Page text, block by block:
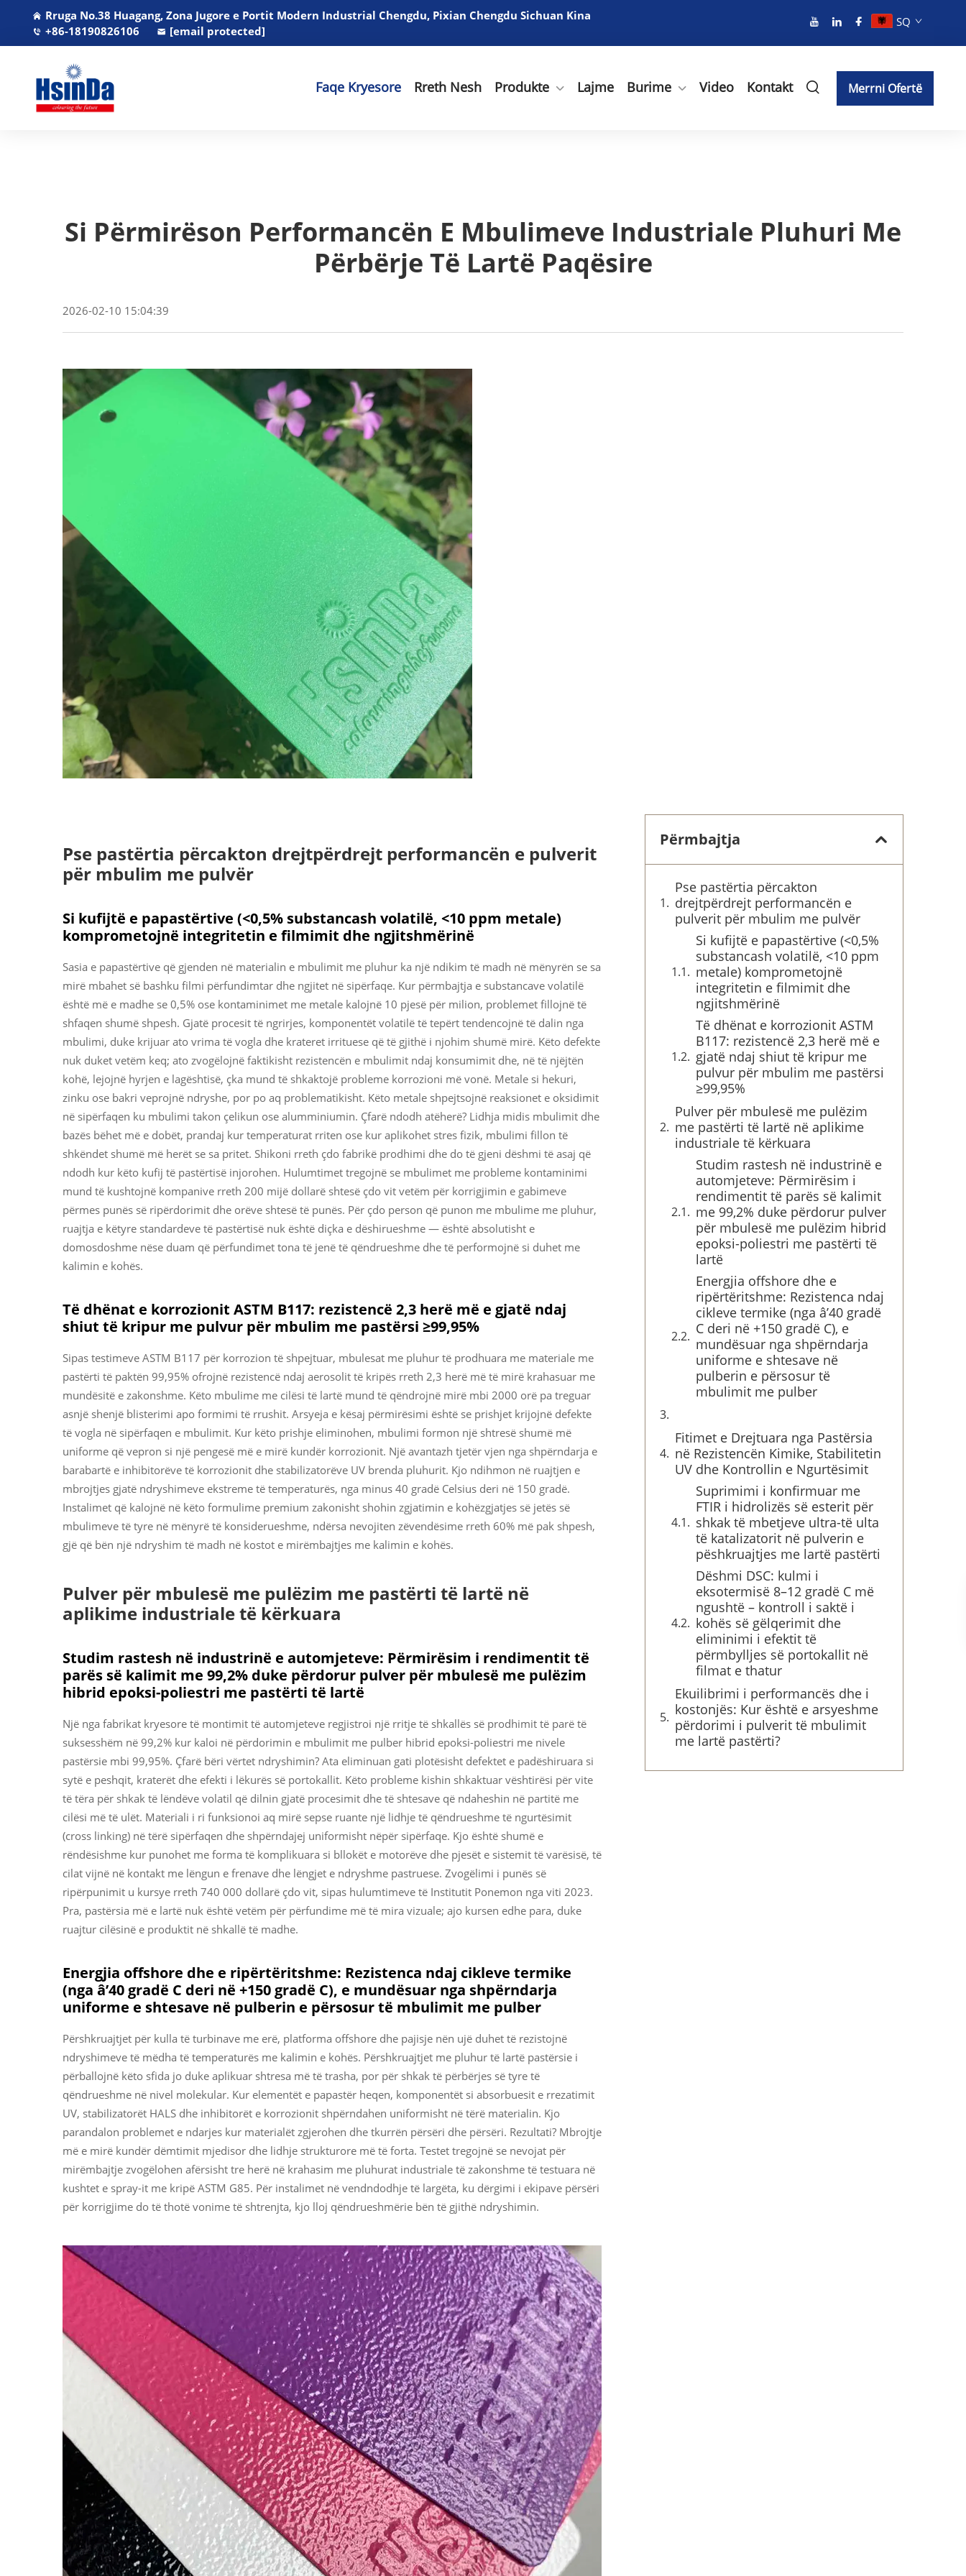
Rruga No.38 Huagang, Zona Jugore e Portit Modern Industrial Chengdu, Pixian Chengdu Sichuan Kina
+86-18190826106
[email protected]
SQ
Faqe Kryesore Rreth Nesh Produkte Lajme Burime Video Kontakt Merrni Ofertë
Si Përmirëson Performancën E Mbulimeve Industriale Pluhuri Me
Përbërje Të Lartë Paqësire
2026-02-10 15:04:39
Pse pastërtia përcakton drejtpërdrejt performancën e pulverit
për mbulim me pulvër
Si kufijtë e papastërtive (<0,5% substancash volatilë, <10 ppm metale)
komprometojnë integritetin e filmimit dhe ngjitshmërinë
Sasia e papastërtive që gjenden në materialin e mbulimit me pluhur ka një ndikim të madh në mënyrën se sa
mirë mbahet së bashku filmi përfundimtar dhe ngjitet në sipërfaqe. Kur përmbajtja e substancave volatilë
është më e madhe se 0,5% ose kontaminimet me metale kalojnë 10 pjesë për milion, problemet fillojnë të
shfaqen shumë shpesh. Gjatë procesit të ngrirjes, komponentët volatilë të tepërt tendencojnë të dalin nga
mbulimi, duke krijuar ato vrima të vogla dhe krateret irrituese që të gjithë i njohim shumë mirë. Këto defekte
nuk duket vetëm keq; ato zvogëlojnë faktikisht rezistencën e mbulimit ndaj konsumimit dhe, në të njëjtën
kohë, lejojnë hyrjen e lagështisë, çka mund të shkaktojë probleme korrozioni më vonë. Metale si hekuri,
zinku ose bakri veprojnë ndryshe, por po aq problematikisht. Këto metale shpejtsojnë reaksionet e oksidimit
në sipërfaqen ku mbulimi takon çelikun ose alumminiumin. Çfarë ndodh atëherë? Lidhja midis mbulimit dhe
bazës bëhet më e dobët, prandaj kur temperaturat rriten ose kur aplikohet stres fizik, mbulimi fillon të
shkëndet shumë më herët se sa pritet. Shikoni rreth çdo fabrikë prodhimi dhe do të gjeni dëshmi të asaj që
ndodh kur këto kufij të pastërtisë injorohen. Hulumtimet tregojnë se mbulimet me probleme kontaminimi
mund të kushtojnë kompanive rreth 200 mijë dollarë shtesë çdo vit vetëm për korrigjimin e gabimeve
përmes punës së ripërdorimit dhe orëve shtesë të punës. Për çdo person që punon me mbulime me pluhur,
ruajtja e këtyre standardeve të pastërtisë nuk është diçka e dëshirueshme — është absolutisht e
domosdoshme nëse duam që përfundimet tona të jenë të qëndrueshme dhe të performojnë si duhet me
kalimin e kohës.
Të dhënat e korrozionit ASTM B117: rezistencë 2,3 herë më e gjatë ndaj
shiut të kripur me pulvur për mbulim me pastërsi ≥99,95%
Sipas testimeve ASTM B117 për korrozion të shpejtuar, mbulesat me pluhur të prodhuara me materiale me
pastërti të paktën 99,95% ofrojnë rezistencë ndaj aerosolit të kripës rreth 2,3 herë më të mirë krahasuar me
mundësitë e zakonshme. Këto mbulime me cilësi të lartë mund të qëndrojnë mirë mbi 2000 orë pa treguar
asnjë shenjë blisterimi apo formimi të rrushit. Arsyeja e kësaj përmirësimi është se prishjet krijojnë defekte
të vogla në sipërfaqen e mbulimit. Kur këto prishje eliminohen, mbulimi formon një shtresë shumë më
uniforme që vepron si një pengesë më e mirë kundër korrozionit. Një avantazh tjetër vjen nga shpërndarja e
barabartë e inhibitorëve të korrozionit dhe stabilizatorëve UV brenda pluhurit. Kjo ndihmon në ruajtjen e
mbrojtjes gjatë ndryshimeve ekstreme të temperaturës, nga minus 40 gradë Celsius deri në 150 gradë.
Instalimet që kalojnë në këto formulime premium zakonisht shohin zgjatimin e kohëzgjatjes së jetës së
mbulimeve të tyre në mënyrë të konsiderueshme, ndërsa nevojiten zëvendësime rreth 60% më pak shpesh,
gjë që bën një ndryshim të madh në kostot e mirëmbajtjes me kalimin e kohës.
Pulver për mbulesë me pulëzim me pastërti të lartë në
aplikime industriale të kërkuara
Studim rastesh në industrinë e automjeteve: Përmirësim i rendimentit të
parës së kalimit me 99,2% duke përdorur pulver për mbulesë me pulëzim
hibrid epoksi-poliestri me pastërti të lartë
Një nga fabrikat kryesore të montimit të automjeteve regjistroi një rritje të shkallës së prodhimit të parë të
suksesshëm në 99,2% kur kaloi në përdorimin e mbulimit me pulber hibrid epoksi-poliestri me nivele
pastërsie mbi 99,95%. Çfarë bëri vërtet ndryshimin? Ata eliminuan gati plotësisht defektet e padëshiruara si
sytë e peshqit, kraterët dhe efekti i lëkurës së portokallit. Këto probleme kishin shkaktuar vështirësi për vite
të tëra për shkak të lëndëve volatil që dilnin gjatë procesimit dhe të shtesave që ndaheshin në partitë me
cilësi më të ulët. Materiali i ri funksionoi aq mirë sepse ruante një lidhje të qëndrueshme të ngurtësimit
(cross linking) në tërë sipërfaqen dhe shpërndajej uniformisht nëpër sipërfaqe. Kjo është shumë e
rëndësishme kur punohet me forma të komplikuara si bllokët e motorëve dhe pjesët e sistemit të varësisë, të
cilat vijnë në kontakt me lëngun e frenave dhe lëngjet e ndryshme pastruese. Zvogëlimi i punës së
ripërpunimit u kursye rreth 740 000 dollarë çdo vit, sipas hulumtimeve të Institutit Ponemon nga viti 2023.
Pra, pastërsia më e lartë nuk është vetëm për përfundime më të mira vizuale; ajo kursen edhe para, duke
ruajtur cilësinë e produktit në shkallë të madhe.
Energjia offshore dhe e ripërtëritshme: Rezistenca ndaj cikleve termike
(nga â’40 gradë C deri në +150 gradë C), e mundësuar nga shpërndarja
uniforme e shtesave në pulberin e përsosur të mbulimit me pulber
Përshkruajtjet për kulla të turbinave me erë, platforma offshore dhe pajisje nën ujë duhet të rezistojnë
ndryshimeve të mëdha të temperaturës me kalimin e kohës. Përshkruajtjet me pluhur të lartë pastërsie i
përballojnë këto sfida jo duke aplikuar shtresa më të trasha, por për shkak të përbërjes së tyre të
qëndrueshme në nivel molekular. Kur elementët e papastër heqen, komponentët si absorbuesit e rrezatimit
UV, stabilizatorët HALS dhe inhibitorët e korrozionit shpërndahen uniformisht në tërë materialin. Kjo
parandalon problemet e ndarjes kur materialët zgjerohen dhe tkurrën përsëri dhe përsëri. Rezultati? Mbrojtje
më e mirë kundër dëmtimit mjedisor dhe lidhje strukturore më të forta. Testet tregojnë se nevojat për
mirëmbajtje zvogëlohen afërsisht tre herë në krahasim me pluhurat industriale të zakonshme të testuara në
kushtet e spray-it me kripë ASTM G85. Për instalimet në vendndodhje të largëta, ku dërgimi i ekipave përsëri
për korrigjime do të thotë vonime të shtrenjta, kjo lloj qëndrueshmërie bën të gjithë ndryshimin.
Përmbajtja
Pse pastërtia përcakton
drejtpërdrejt performancën e
pulverit për mbulim me pulvër
Si kufijtë e papastërtive (<0,5%
substancash volatilë, <10 ppm
metale) komprometojnë
integritetin e filmimit dhe
ngjitshmërinë
Të dhënat e korrozionit ASTM
B117: rezistencë 2,3 herë më e
gjatë ndaj shiut të kripur me
pulvur për mbulim me pastërsi
≥99,95%
Pulver për mbulesë me pulëzim
me pastërti të lartë në aplikime
industriale të kërkuara
Studim rastesh në industrinë e
automjeteve: Përmirësim i
rendimentit të parës së kalimit
me 99,2% duke përdorur pulver
për mbulesë me pulëzim hibrid
epoksi-poliestri me pastërti të
lartë
Energjia offshore dhe e
ripërtëritshme: Rezistenca ndaj
cikleve termike (nga â’40 gradë
C deri në +150 gradë C), e
mundësuar nga shpërndarja
uniforme e shtesave në
pulberin e përsosur të
mbulimit me pulber
Fitimet e Drejtuara nga Pastërsia
në Rezistencën Kimike, Stabilitetin
UV dhe Kontrollin e Ngurtësimit
Suprimimi i konfirmuar me
FTIR i hidrolizës së esterit për
shkak të mbetjeve ultra-të ulta
të katalizatorit në pulverin e
pëshkruajtjes me lartë pastërti
Dëshmi DSC: kulmi i
eksotermisë 8–12 gradë C më
ngushtë – kontroll i saktë i
kohës së gëlqerimit dhe
eliminimi i efektit të
përmbylljes së portokallit në
filmat e thatur
Ekuilibrimi i performancës dhe i
kostonjës: Kur është e arsyeshme
përdorimi i pulverit të mbulimit
me lartë pastërti?